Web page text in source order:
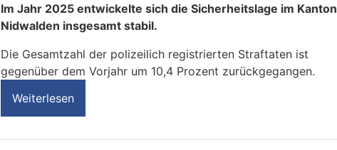
Im Jahr 2025 entwickelte sich die Sicherheitslage im Kanton
Nidwalden insgesamt stabil.
Die Gesamtzahl der polizeilich registrierten Straftaten ist
gegenüber dem Vorjahr um 10,4 Prozent zurückgegangen.
Weiterlesen